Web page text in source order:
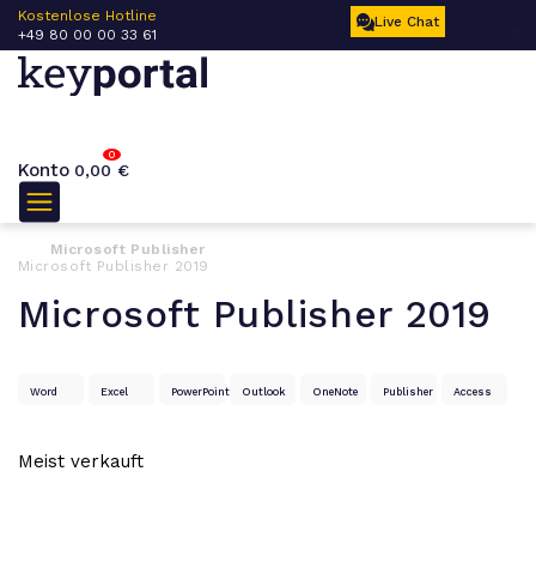
Kostenlose Hotline
+49 80 00 00 33 61
Live Chat
Konto
0
0,00 €
Microsoft Publisher
Microsoft Publisher 2019
Microsoft Publisher 2019
Word Excel PowerPoint Outlook OneNote Publisher Access